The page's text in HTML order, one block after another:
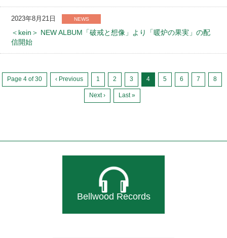
2023年8月21日 NEWS
＜kein＞ NEW ALBUM「破戒と想像」より「暖炉の果実」の配
信開始
Page 4 of 30 ‹ Previous 1 2 3 4 5 6 7 8
Next › Last »
Bellwood Records